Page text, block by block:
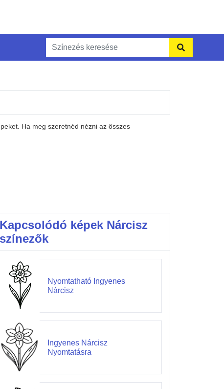
Ha meg szeretnéd nézni az összes
Kapcsolódó képek Nárcisz
színezők
Nyomtatható Ingyenes
Nárcisz
Ingyenes Nárcisz
Nyomtatásra